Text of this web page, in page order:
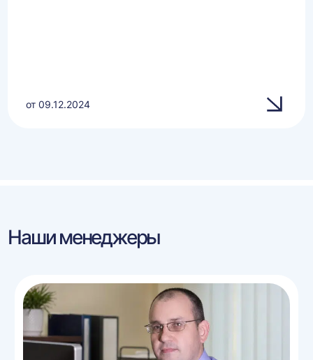
от 09.12.2024
Наши менеджеры